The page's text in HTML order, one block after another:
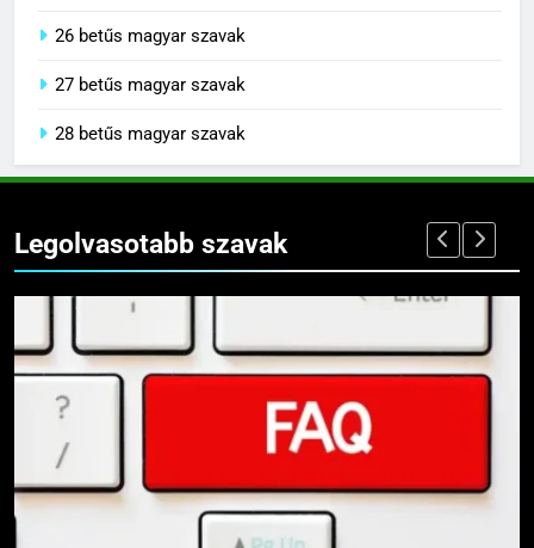
26 betűs magyar szavak
27 betűs magyar szavak
28 betűs magyar szavak
Legolvasotabb szavak